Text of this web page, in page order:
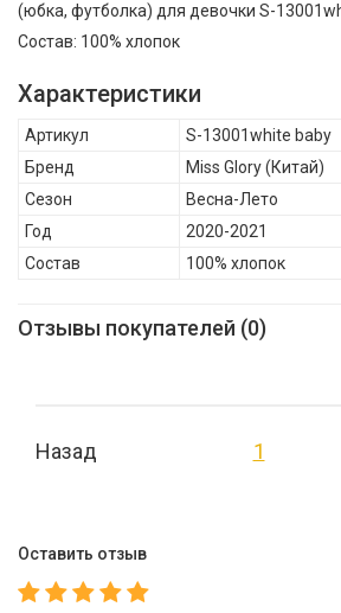
(юбка, футболка) для девочки S-
Состав: 100% хлопок
Характеристики
Артикул
S-13001white baby
Бренд
Miss Glory(Китай)
Сезон
Весна-Лето
Год
2020-2021
Состав
100% хлопок
Отзывы покупателей (0)
Назад 1
Оставить отзыв